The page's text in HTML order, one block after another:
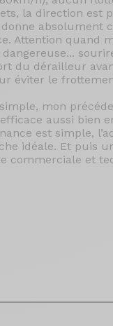
la direction est
absolument
Attention quand
du dérailleur
éviter le
mon
aussi bien
est simple,
idéale. Et puis
commerciale et